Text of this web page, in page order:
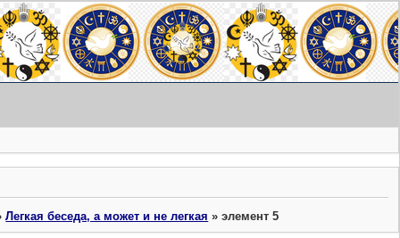
Легкая беседа, а может и не легкая »элемент 5